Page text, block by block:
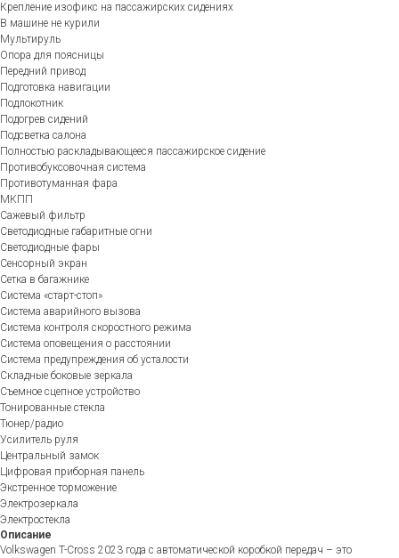
Крепление изофикс на пассажирских сидениях
В машине не курили
Мультируль
Опора для поясницы
Передний привод
Подготовка навигации
Подлокотник
Подогрев сидений
Подсветка салона
Полностью раскладывающееся пассажирское сидение
Противобуксовочная система
Противотуманная фара
МКПП
Сажевый фильтр
Светодиодные габаритные огни
Светодиодные фары
Сенсорный экран
Сетка в багажнике
Система «старт-стоп»
Система аварийного вызова
Система контроля скоростного режима
Система оповещения о расстоянии
Система предупреждения об усталости
Складные боковые зеркала
Съемное сцепное устройство
Тонированные стекла
Тюнер/радио
Усилитель руля
Центральный замок
Цифровая приборная панель
Экстренное торможение
Электрозеркала
Электростекла
Описание
Volkswagen T-Cross 2023 года с автоматической коробкой передач – это